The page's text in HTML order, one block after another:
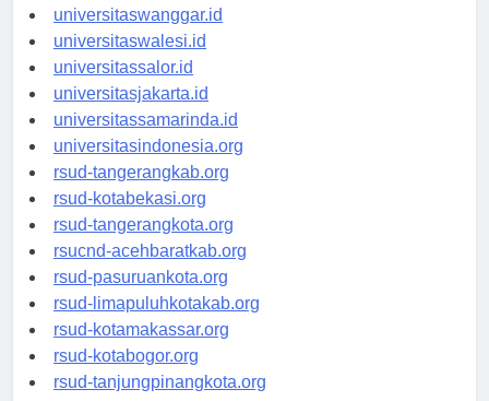
universitaswanggar.id
universitaswalesi.id
universitassalor.id
universitasjakarta.id
universitassamarinda.id
universitasindonesia.org
rsud-tangerangkab.org
rsud-kotabekasi.org
rsud-tangerangkota.org
rsucnd-acehbaratkab.org
rsud-pasuruankota.org
rsud-limapuluhkotakab.org
rsud-kotamakassar.org
rsud-kotabogor.org
rsud-tanjungpinangkota.org